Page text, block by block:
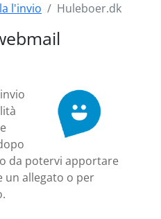
l'invio Huleboer.dk
da potervi apportare
un allegato o per